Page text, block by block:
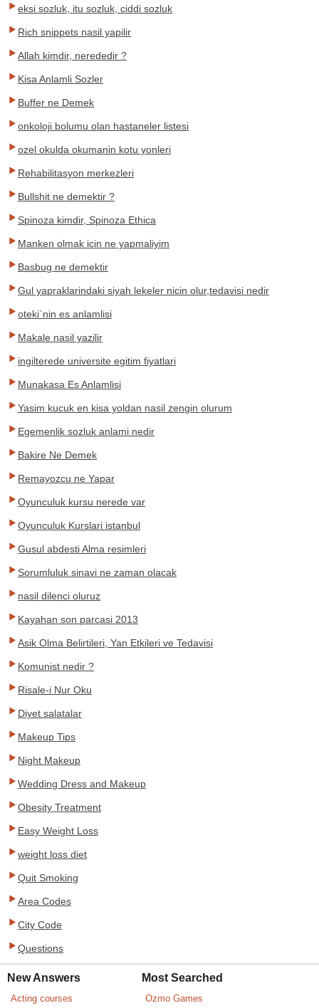
eksi sozluk, itu sozluk, ciddi sozluk
Rich snippets nasil yapilir
Allah kimdir, nerededir ?
Kisa Anlamli Sozler
Buffer ne Demek
onkoloji bolumu olan hastaneler listesi
ozel okulda okumanin kotu yonleri
Rehabilitasyon merkezleri
Bullshit ne demektir ?
Spinoza kimdir, Spinoza Ethica
Manken olmak icin ne yapmaliyim
Basbug ne demektir
Gul yapraklarindaki siyah lekeler nicin olur,tedavisi nedir
oteki`nin es anlamlisi
Makale nasil yazilir
ingilterede universite egitim fiyatlari
Munakasa Es Anlamlisi
Yasim kucuk en kisa yoldan nasil zengin olurum
Egemenlik sozluk anlami nedir
Bakire Ne Demek
Remayozcu ne Yapar
Oyunculuk kursu nerede var
Oyunculuk Kurslari istanbul
Gusul abdesti Alma resimleri
Sorumluluk sinavi ne zaman olacak
nasil dilenci oluruz
Kayahan son parcasi 2013
Asik Olma Belirtileri, Yan Etkileri ve Tedavisi
Komunist nedir ?
Risale-i Nur Oku
Diyet salatalar
Makeup Tips
Night Makeup
Wedding Dress and Makeup
Obesity Treatment
Easy Weight Loss
weight loss diet
Quit Smoking
Area Codes
City Code
Questions
New Answers
Acting courses
Most Searched
Ozmo Games